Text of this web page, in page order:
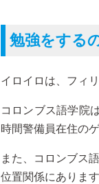
勉強をする
イロイロは、フィ
コロンブス語学院
時間警備員在住の
また、コロンブス
位置関係にあります